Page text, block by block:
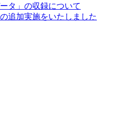
タ」の収録について
追加実施をいたしました